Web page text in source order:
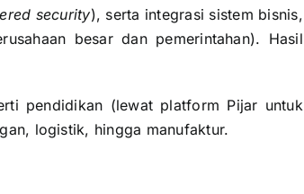
security), serta integrasi sistem bisnis,
besar dan pemerintahan). Hasil
pendidikan (lewat platform Pijar untuk
logistik, hingga manufaktur.